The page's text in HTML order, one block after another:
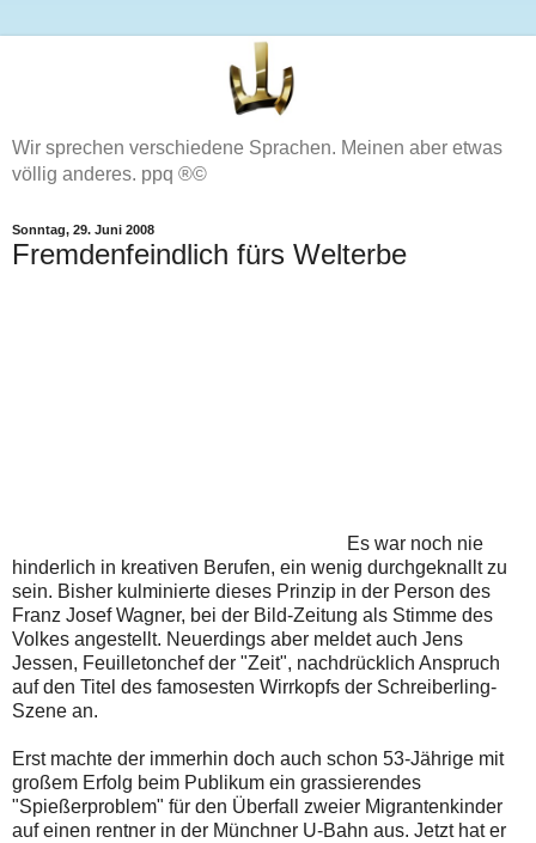
Wir sprechen verschiedene Sprachen. Meinen aber etwas
völlig anderes. ppq ®©
Sonntag, 29. Juni 2008
Fremdenfeindlich fürs Welterbe
Es war noch nie
hinderlich in kreativen Berufen, ein wenig durchgeknallt zu
sein. Bisher kulminierte dieses Prinzip in der Person des
Franz Josef Wagner, bei der Bild-Zeitung als Stimme des
Volkes angestellt. Neuerdings aber meldet auch Jens
Jessen, Feuilletonchef der "Zeit", nachdrücklich Anspruch
auf den Titel des famosesten Wirrkopfs der Schreiberling-
Szene an.
Erst machte der immerhin doch auch schon 53-Jährige mit
großem Erfolg beim Publikum ein grassierendes
"Spießerproblem" für den Überfall zweier Migrantenkinder
auf einen rentner in der Münchner U-Bahn aus. Jetzt hat er